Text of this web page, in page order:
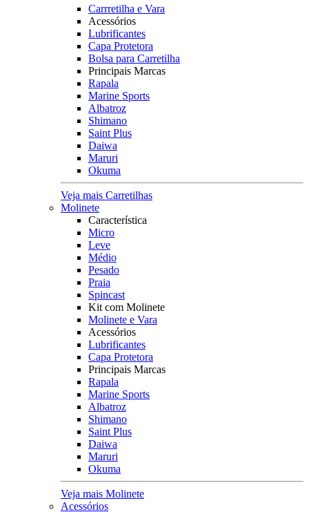
Carrretilha e Vara
Acessórios
Lubrificantes
Capa Protetora
Bolsa para Carretilha
Principais Marcas
Rapala
Marine Sports
Albatroz
Shimano
Saint Plus
Daiwa
Maruri
Okuma
Veja mais Carretilhas
Molinete
Característica
Micro
Leve
Médio
Pesado
Praia
Spincast
Kit com Molinete
Molinete e Vara
Acessórios
Lubrificantes
Capa Protetora
Principais Marcas
Rapala
Marine Sports
Albatroz
Shimano
Saint Plus
Daiwa
Maruri
Okuma
Veja mais Molinete
Acessórios